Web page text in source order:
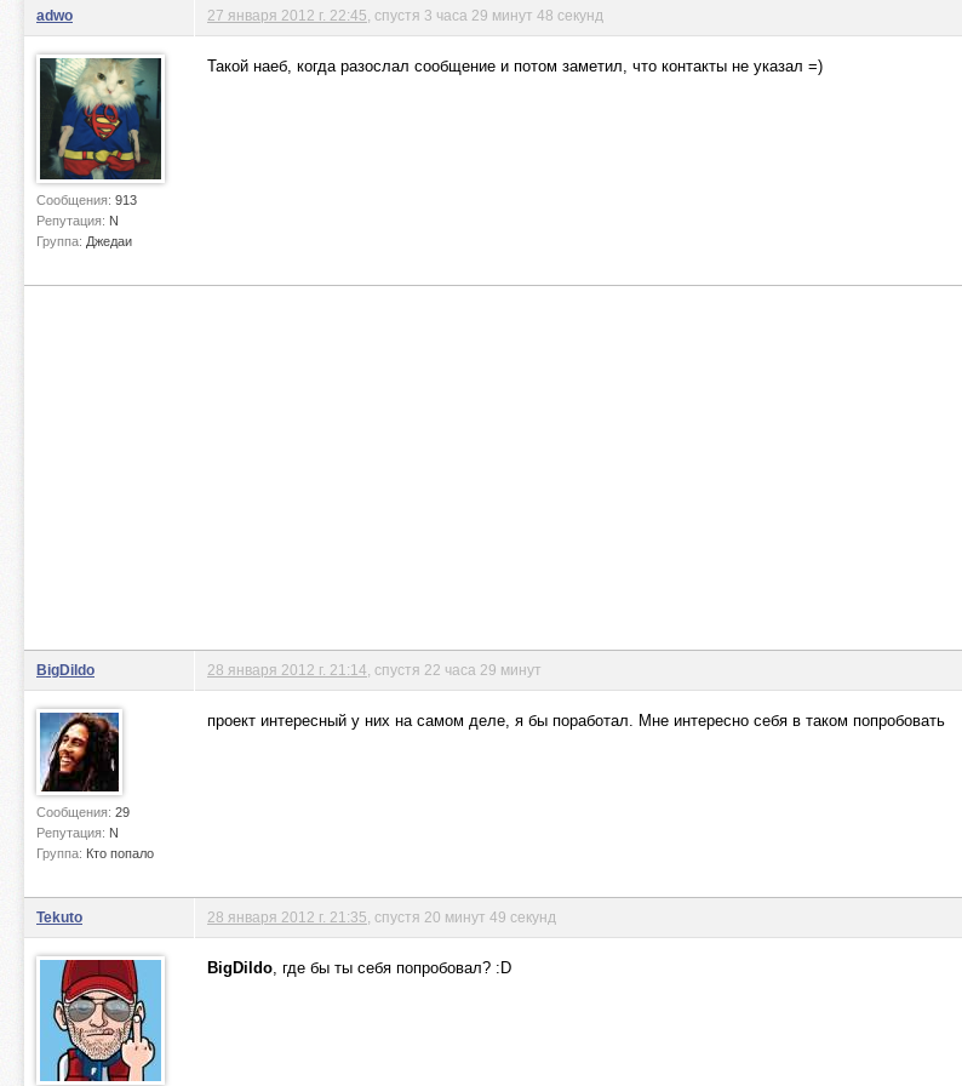
adwo
Сообщения: 913
Репутация: N
Группа: Джедаи
27 января 2012 г. 22:45 , спустя 3 часа 29 минут 48 секунд
Такой наеб, когда разослал сообщение и потом заметил, что контакты не указал =)
BigDildo
Сообщения: 29
Репутация: N
Группа: Кто попало
28 января 2012 г. 21:14 , спустя 22 часа 29 минут
проект интересный у них на самом деле, я бы поработал. Мне интересно себя в таком попробовать
Tekuto 28 января 2012 г. 21:35 , спустя 20 минут 49 секунд
BigDildo, где бы ты себя попробовал? :D